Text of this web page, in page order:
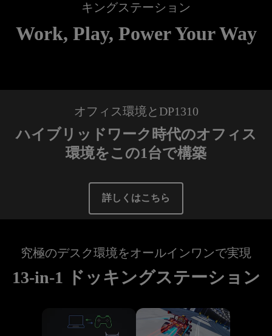
キングステーション
Work, Play, Power Your Way
オフィス環境とDP1310
ハイブリッドワーク時代のオフィス
環境をこの1台で構築
詳しくはこちら
究極のデスク環境をオールインワンで実現
13-in-1 ドッキングステーション